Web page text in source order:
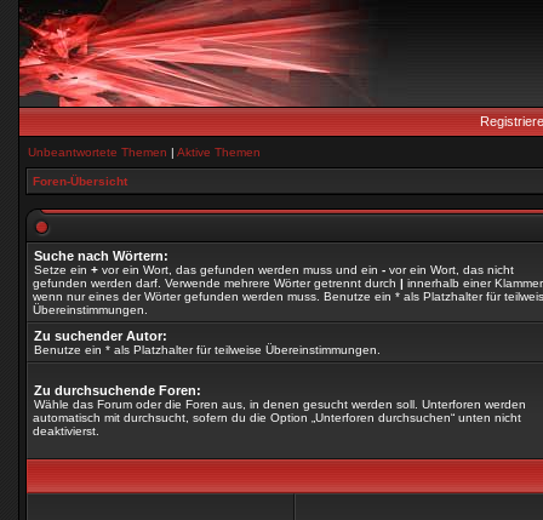
Unbeantwortete Themen | Aktive Themen
Foren-Übersicht
Suche nach Wörtern:
Setze ein + vor ein Wort, das gefunden werden muss und ein - vor ein Wort, das nicht
gefunden werden darf. Verwende mehrere Wörter getrennt durch | innerhalb einer
wenn nur eines der Wörter gefunden werden muss. Benutze ein * als Platzhalter für
Übereinstimmungen.
Zu suchender Autor:
Benutze ein * als Platzhalter für teilweise Übereinstimmungen.
Zu durchsuchende Foren:
Wähle das Forum oder die Foren aus, in denen gesucht werden soll. Unterforen werden
automatisch mit durchsucht, sofern du die Option „Unterforen durchsuchen“ unten nicht
deaktivierst.